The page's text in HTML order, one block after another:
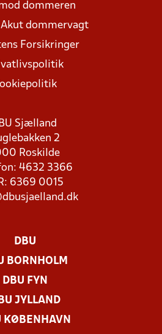
dommeren
Akut dommervagt
Forsikringer
Sjælland
2
Roskilde
4632 3366
6369 0015
DBU
BORNHOLM
DBU FYN
JYLLAND
KØBENHAVN